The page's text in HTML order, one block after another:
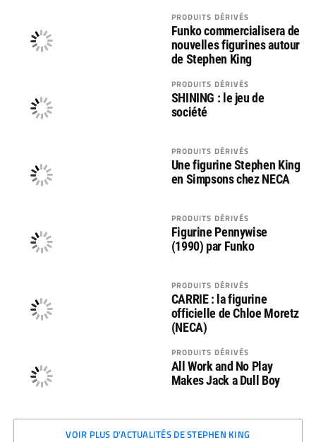
PRODUITS DÉRIVÉS
Funko commercialisera de
nouvelles figurines autour
de Stephen King
PRODUITS DÉRIVÉS
SHINING : le jeu de
société
PRODUITS DÉRIVÉS
Une figurine Stephen King
en Simpsons chez NECA
PRODUITS DÉRIVÉS
Figurine Pennywise
(1990) par Funko
PRODUITS DÉRIVÉS
CARRIE : la figurine
officielle de Chloe Moretz
(NECA)
PRODUITS DÉRIVÉS
All Work and No Play
Makes Jack a Dull Boy
VOIR PLUS D'ACTUALITÉS DE STEPHEN KING